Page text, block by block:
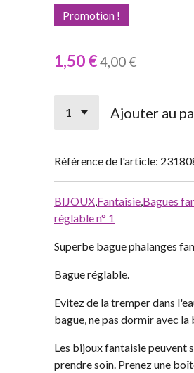
Promotion !
1,50 €4,00 €
Ajouter au
Référence de l'article:
BIJOUX Fantaisie Bagues
réglable n° 1
Superbe bague phalanges
Bague réglable.
Evitez de la tremper dans
bague, ne pas dormir avec la
Les bijoux fantaisie peuvent
prendre soin. Prenez une